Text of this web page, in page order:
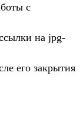
с
на jpg-
его закрытия